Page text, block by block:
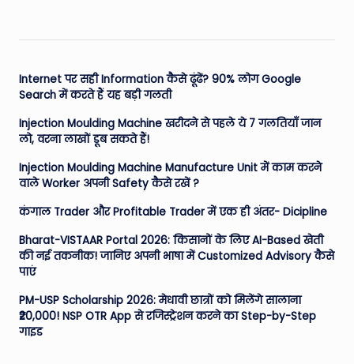
Internet पर सही Information कैसे ढूंढें? 90% लोग Google
Search में करते हैं यह बड़ी गलती
Injection Moulding Machine खरीदने से पहले ये 7 गलतियाँ जान
लो, वरना लाखों डूब सकते हैं!
Injection Moulding Machine Manufacture Unit में काम करने
वाले Worker अपनी Safety कैसे रखें ?
कंगाल Trader और Profitable Trader में एक ही अंतर- Dicipline
Bharat-VISTAAR Portal 2026: किसानों के लिए AI-Based खेती
की नई तकनीक! जानिए अपनी भाषा में Customized Advisory कैसे
पाएं
PM-USP Scholarship 2026: मेधावी छात्रों को मिलेंगे सालाना
₹20,000! NSP OTR App से रजिस्ट्रेशन करने का Step-by-Step
गाइड